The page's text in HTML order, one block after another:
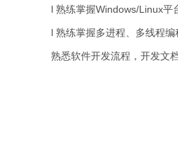
l 熟练掌握Windows/Linux平
l 熟练掌握多进程、多线程
熟悉软件开发流程，开发文